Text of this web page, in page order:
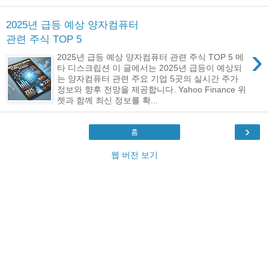
2025년 급등 예상 양자컴퓨터
관련 주식 TOP 5
›
2025년 급등 예상 양자컴퓨터 관련 주식 TOP 5 메
타 디스크립션 이 글에서는 2025년 급등이 예상되
는 양자컴퓨터 관련 주요 기업 5곳의 실시간 주가
정보와 향후 전망을 제공합니다. Yahoo Finance 위
젯과 함께 최신 정보를 확...
›
홈
웹 버전 보기